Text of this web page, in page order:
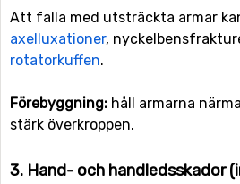
Att falla med utsträckta armar
axelluxationer,
rotatorkuffen.
Förebyggning: håll armarna
stärk överkroppen.
3. Hand- och handledsskador